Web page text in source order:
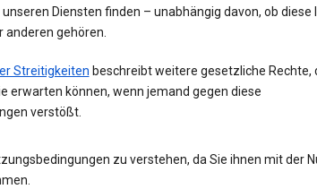
unseren Diensten finden – unabhängig davon, ob diese
anderen gehören.
Streitigkeiten beschreibt weitere gesetzliche Rechte,
erwarten können, wenn jemand gegen diese
verstößt.
zu verstehen, da Sie ihnen mit der